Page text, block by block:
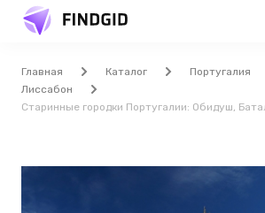
Главная Каталог
Португалия
Лиссабон
Старинные городки Португалии: Обидуш,